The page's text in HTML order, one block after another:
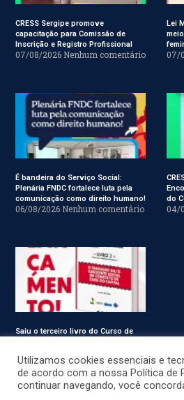
CRESS Sergipe promove
capacitação para Comissão de
Inscrição e Registro Profissional
07/08/2026 Nenhum comentário
Lei
07/
É bandeira do Serviço Social:
Plenária FNDC fortalece luta pela
comunicação como direito humano!
06/08/2026 Nenhum comentário
do
04/
Saiu o terceiro livro do Curso de
Utilizamos cookies essenciais e
de acordo com a nossa Política de
continuar navegando, você